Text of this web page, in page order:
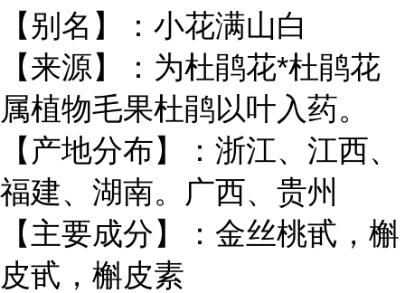
【别名】：小花满山白
【来源】：为杜鹃花*杜鹃花
属植物毛果杜鹃以叶入药。
【产地分布】：浙江、江西、
福建、湖南。广西、贵州
【主要成分】：金丝桃甙，槲
皮甙，槲皮素